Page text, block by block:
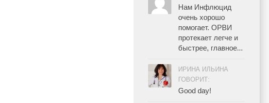
Нам Инфлюцид
очень хорошо
помогает. ОРВИ
протекает легче и
быстрее, главное...
ИРИНА ИЛЬИНА
ГОВОРИТ:
Good day!